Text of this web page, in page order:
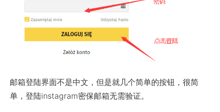
邮箱登陆界面不是中文，但是就几个简单的按钮，很简
单，登陆instagram密保邮箱无需验证。